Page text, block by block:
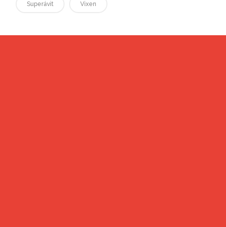
Superávit Vixen